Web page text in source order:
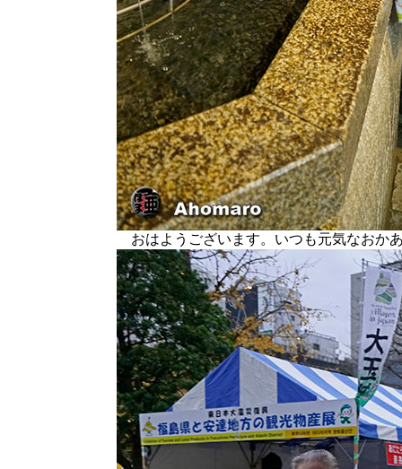
おはようございます。いつも元気なおか